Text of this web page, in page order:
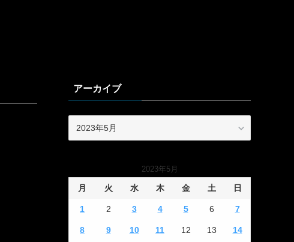
アーカイブ
2023年5月
月 火 水 木 金 土 日
1 2 3 4 5 6 7
8 9 10 11 12 13 14